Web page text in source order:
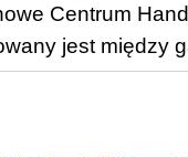
Centrum
jest między